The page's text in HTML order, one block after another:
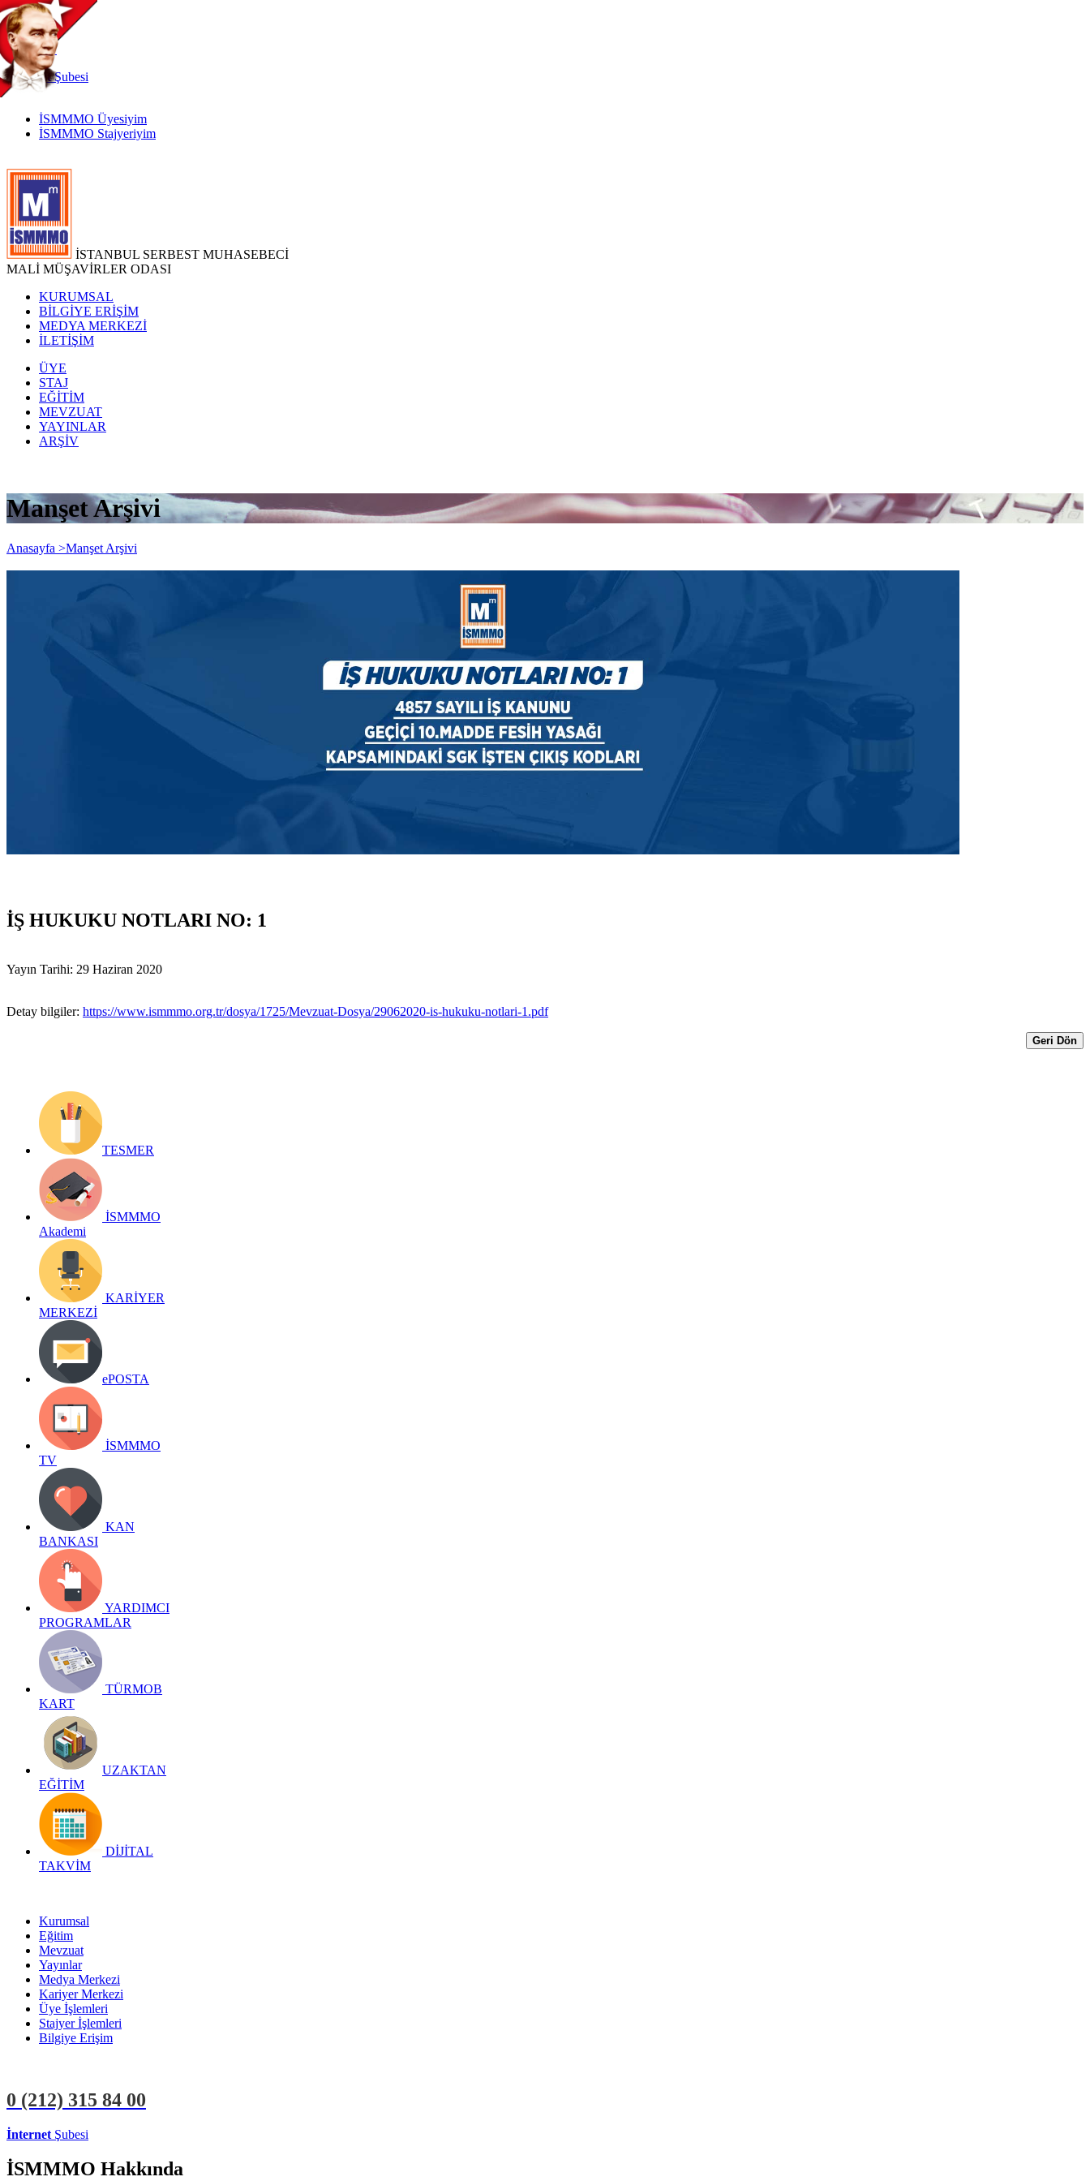
TR
|
EN
İnternetŞubesi
İSMMMO Üyesiyim
İSMMMO Stajyeriyim
İSTANBUL SERBEST MUHASEBECİ
MALİ MÜŞAVİRLER ODASI
KURUMSAL
BİLGİYE ERİŞİM
MEDYA MERKEZİ
İLETİŞİM
ÜYE
STAJ
EĞİTİM
MEVZUAT
YAYINLAR
ARŞİV
Manşet Arşivi
Anasayfa >Manşet Arşivi
İŞ HUKUKU NOTLARI NO: 1
Yayın Tarihi: 29 Haziran 2020
Detay bilgiler: https://www.ismmmo.org.tr/dosya/1725/Mevzuat-Dosya/29062020-is-hukuku-notlari-1.pdf
Geri Dön
TESMER
İSMMMO
Akademi
KARİYER
MERKEZİ
ePOSTA
İSMMMO
TV
KAN
BANKASI
YARDIMCI
PROGRAMLAR
TÜRMOB
KART
UZAKTAN
EĞİTİM
DİJİTAL
TAKVİM
Kurumsal
Eğitim
Mevzuat
Yayınlar
Medya Merkezi
Kariyer Merkezi
Üye İşlemleri
Stajyer İşlemleri
Bilgiye Erişim
0 (212) 315 84 00
İnternet Şubesi
İSMMMO Hakkında